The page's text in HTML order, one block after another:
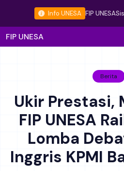
Info UNESA FIP UNESA
FIP UNESA
Berita
Ukir Prestasi,
FIP UNESA
Lomba
Inggris KPMI